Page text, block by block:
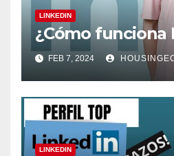
LINKEDIN
¿Cómo funciona
FEB 7, 2024
LINKEDIN